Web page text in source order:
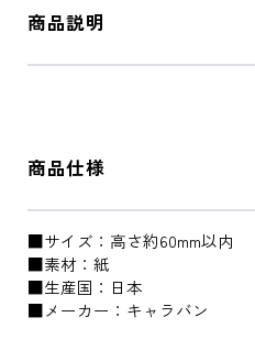
商品説明
商品仕様
■サイズ：高さ約60mm以内
■素材：紙
■生産国：日本
■メーカー：キャラバン